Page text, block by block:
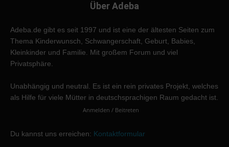
Über Adeba
Adeba.de gibt es seit 1997 und ist eine der ältesten Seiten zum
Thema Kinderwunsch, Schwangerschaft, Geburt, Babies,
Kleinkinder und Familie. Mit großem Forum und viel
Privatsphäre.
Unabhängig und neutral. Es ist ein rein privates Projekt, welches
als Hilfe für viele Mütter in deutschsprachigen Raum gedacht ist.
Anmelden / Beitreten
Du kannst uns erreichen: Kontaktformular